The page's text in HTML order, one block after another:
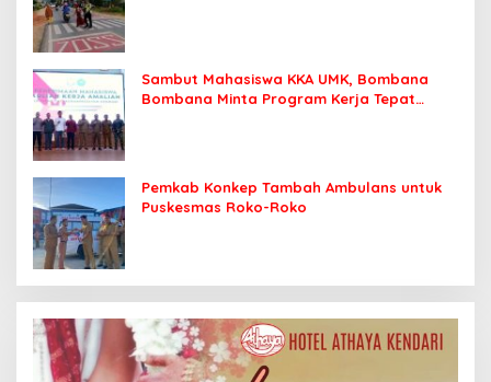
Sambut Mahasiswa KKA UMK, Bombana
Bombana Minta Program Kerja Tepat
Pemkab Konkep Tambah Ambulans untuk
Puskesmas Roko-Roko